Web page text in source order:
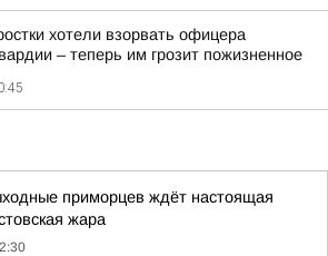
хотели взорвать офицера
– теперь им грозит пожизненное
приморцев ждёт настоящая
жара